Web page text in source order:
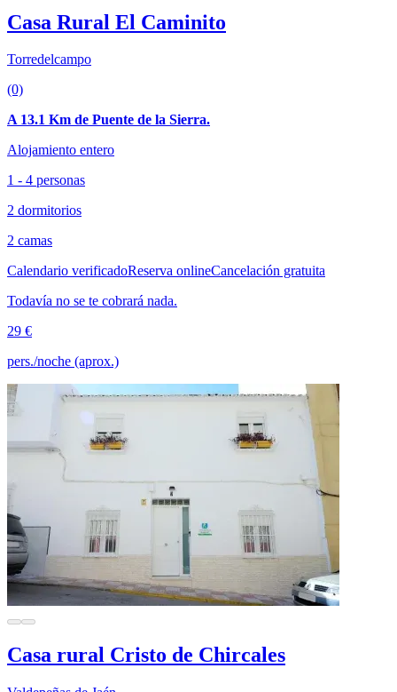
Casa Rural El Caminito
Torredelcampo
(0)
A 13.1 Km de Puente de la Sierra.
Alojamiento entero
1 - 4 personas
2 dormitorios
2 camas
Calendario verificadoReserva onlineCancelación gratuita
Todavía no se te cobrará nada.
29 €
pers./noche (aprox.)
Casa rural Cristo de Chircales